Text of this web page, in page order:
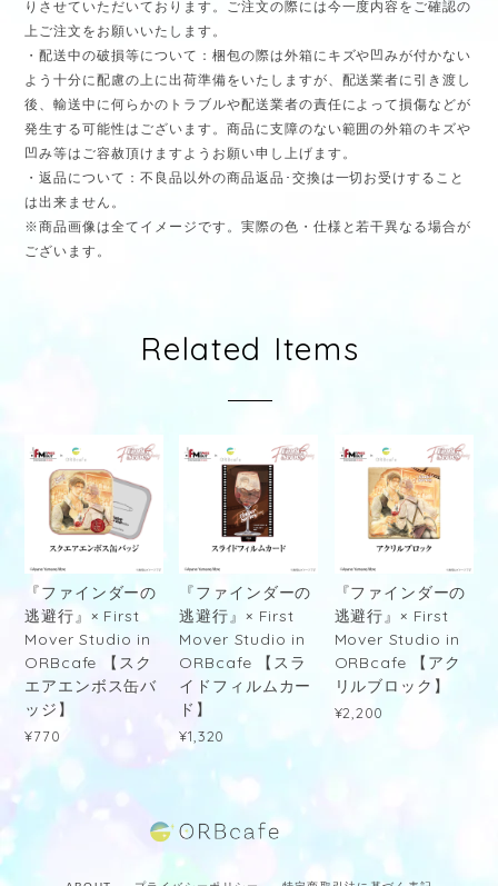
りさせていただいております。ご注文の際には今一度内容をご確認の
上ご注文をお願いいたします。
・配送中の破損等について：梱包の際は外箱にキズや凹みが付かない
よう十分に配慮の上に出荷準備をいたしますが、配送業者に引き渡し
後、輸送中に何らかのトラブルや配送業者の責任によって損傷などが
発生する可能性はございます。商品に支障のない範囲の外箱のキズや
凹み等はご容赦頂けますようお願い申し上げます。
・返品について：不良品以外の商品返品･交換は一切お受けすること
は出来ません。
※商品画像は全てイメージです。実際の色・仕様と若干異なる場合が
ございます。
Related Items
『ファインダーの
逃避行』× First
Mover Studio in
ORBcafe 【スク
エアエンボス缶バ
ッジ】
¥770
『ファインダーの
逃避行』× First
Mover Studio in
ORBcafe 【スラ
イドフィルムカー
ド】
¥1,320
『ファインダーの
逃避行』× First
Mover Studio in
ORBcafe 【アク
リルブロック】
¥2,200